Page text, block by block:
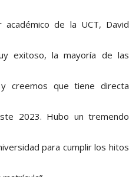
de la UCT, David
exitoso, la mayoría de las
creemos que tiene directa
2023. Hubo un tremendo
para cumplir los hitos